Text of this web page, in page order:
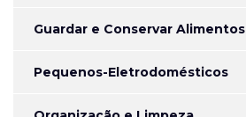
Guardar e Conservar Alimentos
Pequenos-Eletrodomésticos